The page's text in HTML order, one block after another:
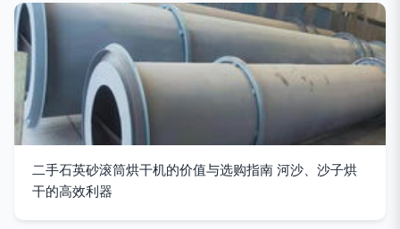
二手石英砂滚筒烘干机的价值与选购指南 河沙、沙子烘
干的高效利器